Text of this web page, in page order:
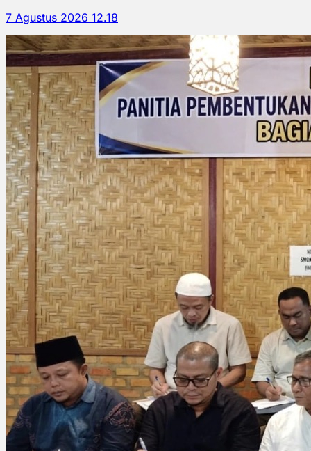
7 Agustus 2026 12.18